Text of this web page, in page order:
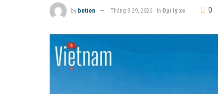
by betien Tháng 3 29, 2026 in Đại lý xe 0